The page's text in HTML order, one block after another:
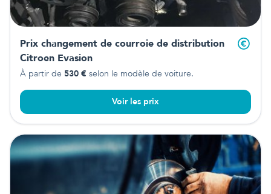
Prix changement de courroie de distribution
Citroen Evasion
À partir de 530 € selon le modèle de voiture.
Voir les prix